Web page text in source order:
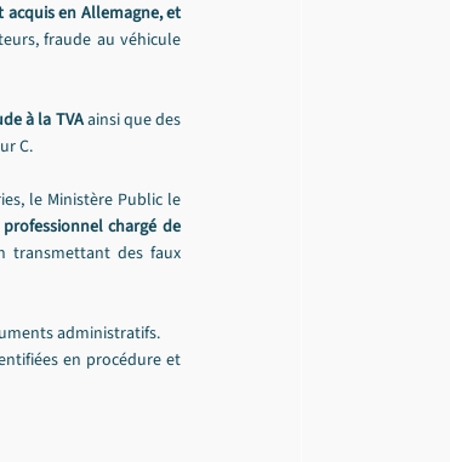
en Allemagne, et
fraude au véhicule
à la TVA ainsi que des
C.
le Ministère Public le
professionnel chargé de
transmettant des faux
administratifs.
en procédure et